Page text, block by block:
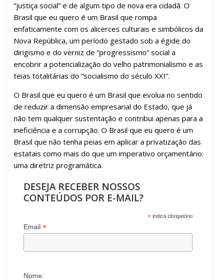
“justiça social” e de algum tipo de nova era cidadã. O
Brasil que eu quero é um Brasil que rompa
enfaticamente com os alicerces culturais e simbólicos da
Nova República, um período gestado sob a égide do
dirigismo e do verniz de “progressismo” social a
encobrir a potencialização do velho patrimonialismo e as
teias totalitárias do “socialismo do século XXI”.
O Brasil que eu quero é um Brasil que evolua no sentido
de reduzir a dimensão empresarial do Estado, que já
não tem qualquer sustentação e contribui apenas para a
ineficiência e a corrupção. O Brasil que eu quero é um
Brasil que não tenha peias em aplicar a privatização das
estatais como mais do que um imperativo orçamentário:
uma diretriz programática.
DESEJA RECEBER NOSSOS
CONTEÚDOS POR E-MAIL?
* indica obrigatório
Email*
Nome: